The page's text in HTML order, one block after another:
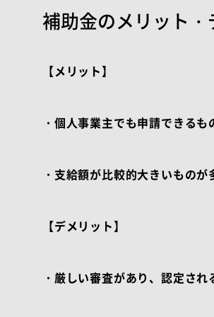
補助金のメリット・
【メリット】
・個人事業主でも申請できるも
・支給額が比較的大きいものが
【デメリット】
・厳しい審査があり、認定さ